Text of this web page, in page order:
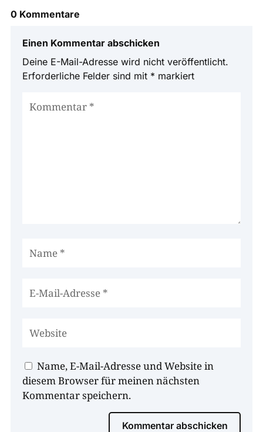
0 Kommentare
Einen Kommentar abschicken
Deine E-Mail-Adresse wird nicht veröffentlicht.
Erforderliche Felder sind mit * markiert
Name, E-Mail-Adresse und Website in
diesem Browser für meinen nächsten
Kommentar speichern.
Kommentar abschicken